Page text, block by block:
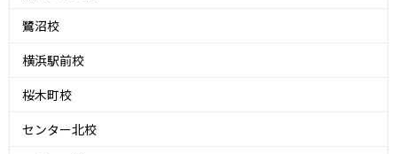
鷺沼校
横浜駅前校
桜木町校
センター北校